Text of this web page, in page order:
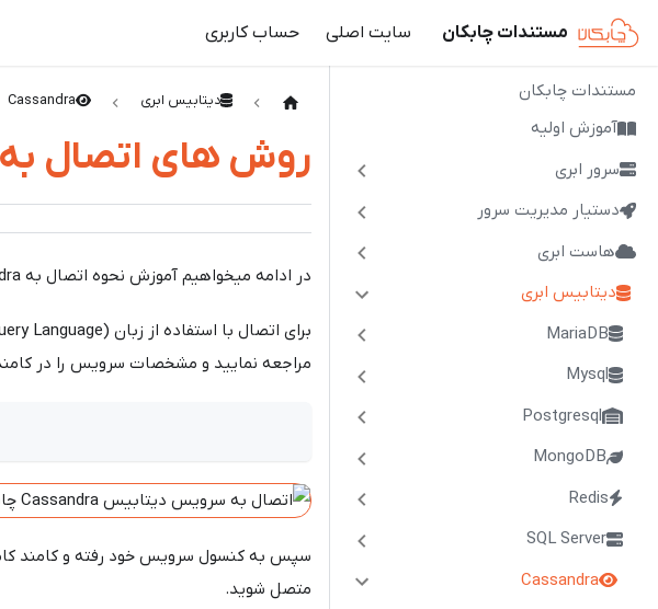
مستندات چابکان سایت اصلی حساب کاربری
مستندات چابکان
آموزش اولیه
سرور ابری
دستیار مدیریت سرور
هاست ابری
دیتابیس ابری
MariaDB
Mysql
Postgresql
MongoDB
Redis
SQL Server
Cassandra
دیتابیس ابری Cassandra
روش های اتصال به Cassandra
در ادامه میخواهیم آموزش نحوه اتصال به Cassandra را در سرویس
مراجعه نمایید و مشخصات سرویس را در کامند
سپس به کنسول سرویس خود رفته و کامند
متصل شوید.